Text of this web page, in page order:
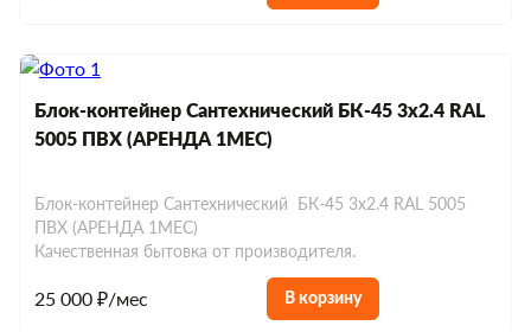
Блок-контейнер Сантехнический БК-45 3х2.4 RAL
5005 ПВХ (АРЕНДА 1МЕС)
Блок-контейнер Сантехнический БК-45 3х2.4 RAL 5005
ПВХ (АРЕНДА 1МЕС)
Качественная бытовка от производителя.
25 000 ₽/мес В корзину